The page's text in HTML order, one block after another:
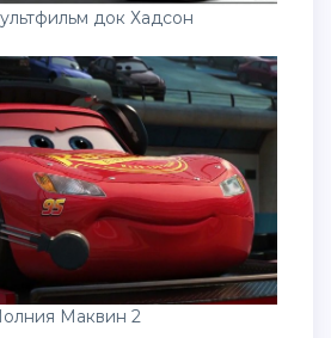
док Хадсон
Маквин 2